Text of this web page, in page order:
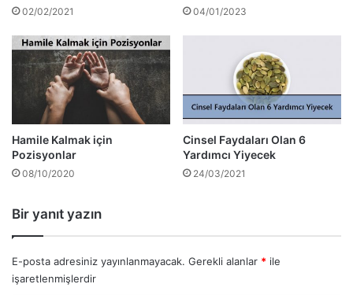
02/02/2021 04/01/2023
Hamile Kalmak için
Pozisyonlar
08/10/2020
Cinsel Faydaları Olan 6
Yardımcı Yiyecek
24/03/2021
Bir yanıt yazın
E-posta adresiniz yayınlanmayacak. Gerekli alanlar * ile
işaretlenmişlerdir